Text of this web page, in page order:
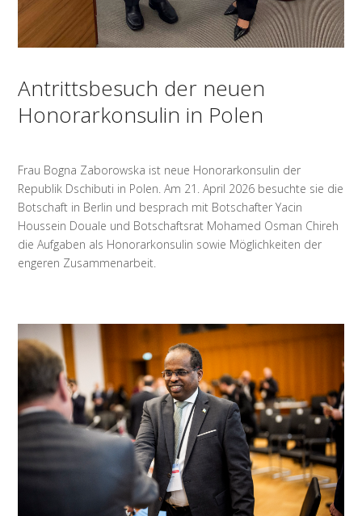
Antrittsbesuch der neuen
Honorarkonsulin in Polen
Frau Bogna Zaborowska ist neue Honorarkonsulin der
Republik Dschibuti in Polen. Am 21. April 2026 besuchte sie die
Botschaft in Berlin und besprach mit Botschafter Yacin
Houssein Douale und Botschaftsrat Mohamed Osman Chireh
die Aufgaben als Honorarkonsulin sowie Möglichkeiten der
engeren Zusammenarbeit.